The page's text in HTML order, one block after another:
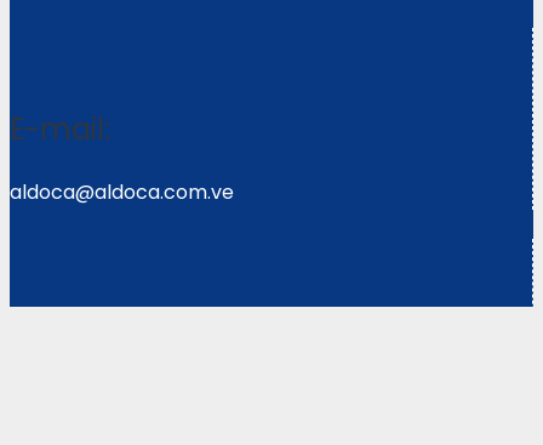
E-mail:
aldoca@aldoca.com.ve